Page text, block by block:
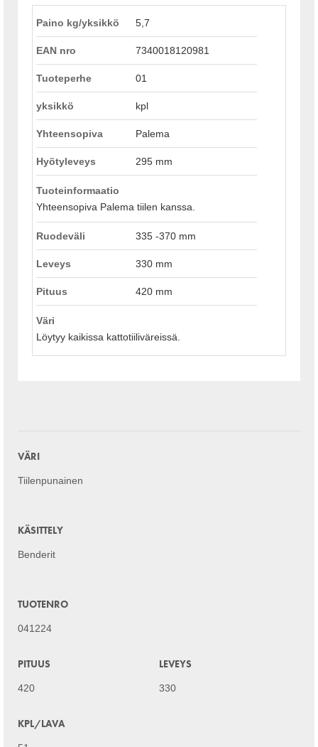
Paino kg/yksikkö 5,7
EAN nro 7340018120981
Tuoteperhe 01
yksikkö kpl
Yhteensopiva Palema
Hyötyleveys 295 mm
Tuoteinformaatio
Yhteensopiva Palema tiilen kanssa.
Ruodeväli 335 -370 mm
Leveys 330 mm
Pituus 420 mm
Väri
Löytyy kaikissa kattotiiliväreissä.
VÄRI
Tiilenpunainen
KÄSITTELY
Benderit
TUOTENRO
041224
PITUUS
420
LEVEYS
330
KPL/LAVA